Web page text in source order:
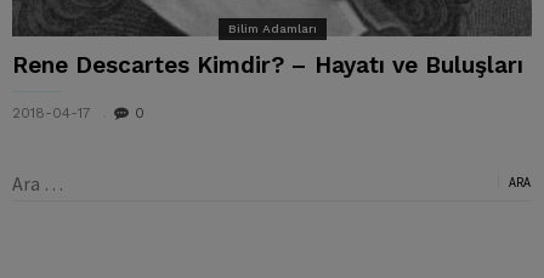
Bilim Adamları
Rene Descartes Kimdir? – Hayatı ve Buluşları
2018-04-17 0
Arama: